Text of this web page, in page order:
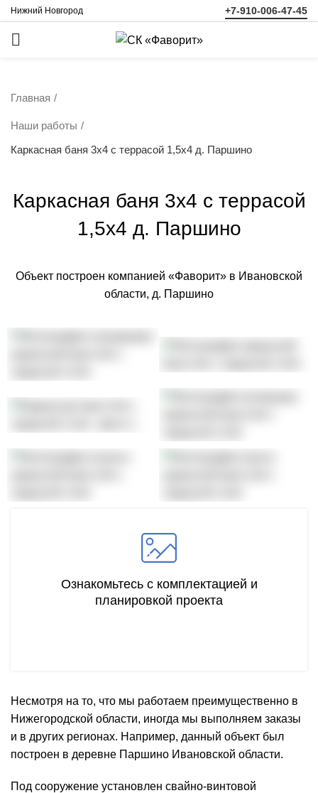
Нижний Новгород +7-910-006-47-45
Главная
Наши работы
Каркасная баня 3х4 с террасой 1,5х4 д. Паршино
Каркасная баня 3х4 с террасой
1,5х4 д. Паршино
Объект построен компанией «Фаворит» в Ивановской
области, д. Паршино
Ознакомьтесь с комплектацией и
планировкой проекта
Несмотря на то, что мы работаем преимущественно в
Нижегородской области, иногда мы выполняем заказы
и в других регионах. Например, данный объект был
построен в деревне Паршино Ивановской области.
Под сооружение установлен свайно-винтовой